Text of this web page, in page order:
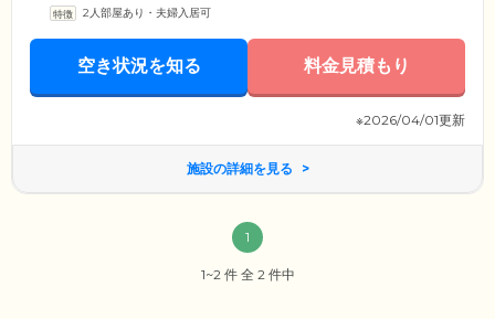
2人部屋あり・夫婦入居可
空き状況を知る 料金見積もり
※2026/04/01更新
施設の詳細を見る
1
1~2 件 全 2 件中